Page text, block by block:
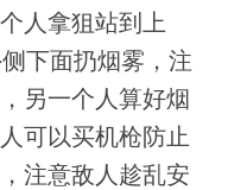
人拿狙站到上
下面扔烟雾，注
另一个人算好烟
可以买机枪防止
注意敌人趁乱安